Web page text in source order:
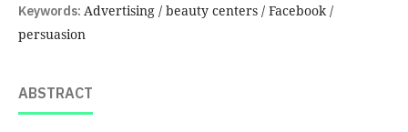
Keywords: Advertising / beauty centers / Facebook /
persuasion
ABSTRACT